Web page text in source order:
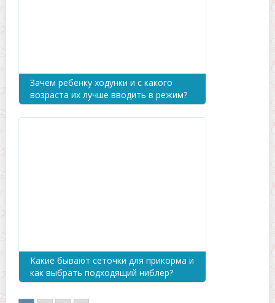
Зачем ребенку ходунки и с какого
возраста их лучше вводить в режим?
Какие бывают сеточки для прикорма и
как выбрать подходящий ниблер?